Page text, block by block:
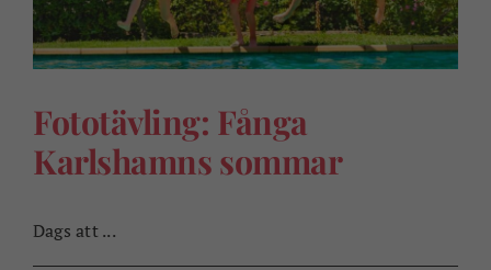
Fototävling: Fånga
Karlshamns sommar
Dags att ...